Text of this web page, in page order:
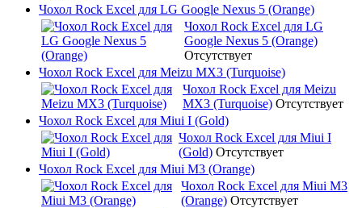
Чохол Rock Excel для LG Google Nexus 5 (Orange)
Чохол Rock Excel для LG
Google Nexus 5 (Orange)
Отсутствует
Чохол Rock Excel для Meizu MX3 (Turquoise)
Чохол Rock Excel для Meizu
MX3 (Turquoise) Отсутствует
Чохол Rock Excel для Miui I (Gold)
Чохол Rock Excel для Miui I
(Gold) Отсутствует
Чохол Rock Excel для Miui M3 (Orange)
Чохол Rock Excel для Miui M3
(Orange) Отсутствует